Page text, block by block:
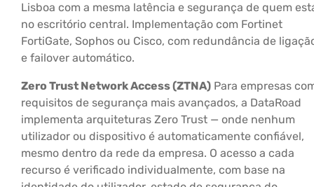
Lisboa com a mesma latência e segurança de quem
no escritório central. Implementação com Fortinet
FortiGate, Sophos ou Cisco, com redundância de
e failover automático.
Zero Trust Network Access (ZTNA) Para empresas
requisitos de segurança mais avançados, a DataRoad
implementa arquiteturas Zero Trust — onde nenhum
utilizador ou dispositivo é automaticamente confiável,
mesmo dentro da rede da empresa. O acesso a cada
recurso é verificado individualmente, com base na